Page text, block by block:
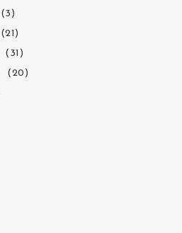
(3)
(21)
(31)
(20)